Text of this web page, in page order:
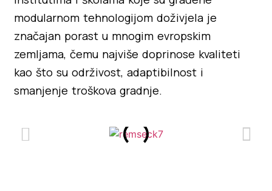
modularnom tehnologijom doživjela je
značajan porast u mnogim evropskim
zemljama, čemu najviše doprinose kvaliteti
kao što su održivost, adaptibilnost i
smanjenje troškova gradnje.